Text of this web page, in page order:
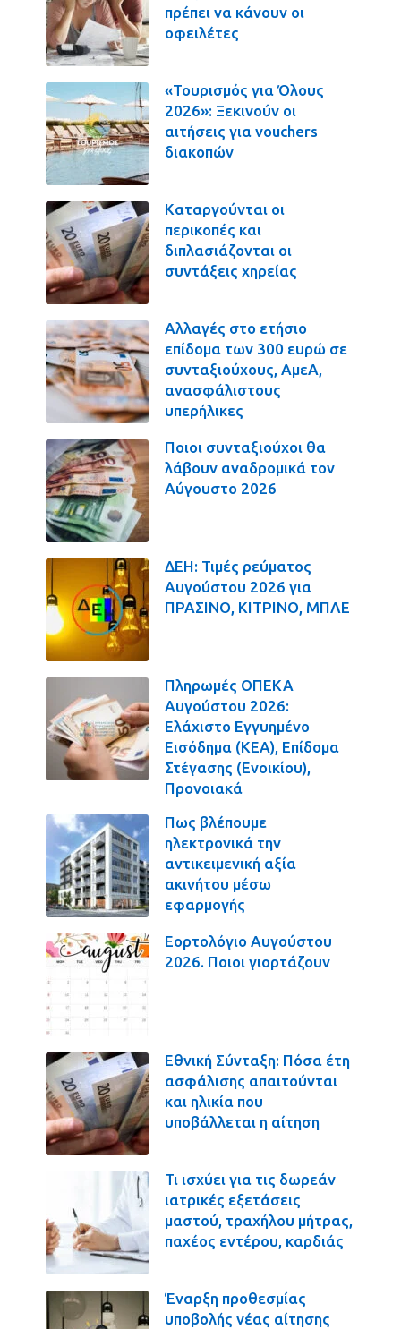
πρέπει να κάνουν οι
οφειλέτες
«Τουρισμός για Όλους
2026»: Ξεκινούν οι
αιτήσεις για vouchers
διακοπών
Καταργούνται οι
περικοπές και
διπλασιάζονται οι
συντάξεις χηρείας
Αλλαγές στο ετήσιο
επίδομα των 300 ευρώ σε
συνταξιούχους, ΑμεΑ,
ανασφάλιστους
υπερήλικες
Ποιοι συνταξιούχοι θα
λάβουν αναδρομικά τον
Αύγουστο 2026
ΔΕΗ: Τιμές ρεύματος
Αυγούστου 2026 για
ΠΡΑΣΙΝΟ, ΚΙΤΡΙΝΟ, ΜΠΛΕ
Πληρωμές ΟΠΕΚΑ
Αυγούστου 2026:
Ελάχιστο Εγγυημένο
Εισόδημα (ΚΕΑ), Επίδομα
Στέγασης (Ενοικίου),
Προνοιακά
Πως βλέπουμε
ηλεκτρονικά την
αντικειμενική αξία
ακινήτου μέσω
εφαρμογής
Εορτολόγιο Αυγούστου
2026. Ποιοι γιορτάζουν
Εθνική Σύνταξη: Πόσα έτη
ασφάλισης απαιτούνται
και ηλικία που
υποβάλλεται η αίτηση
Τι ισχύει για τις δωρεάν
ιατρικές εξετάσεις
μαστού, τραχήλου μήτρας,
παχέος εντέρου, καρδιάς
Έναρξη προθεσμίας
υποβολής νέας αίτησης